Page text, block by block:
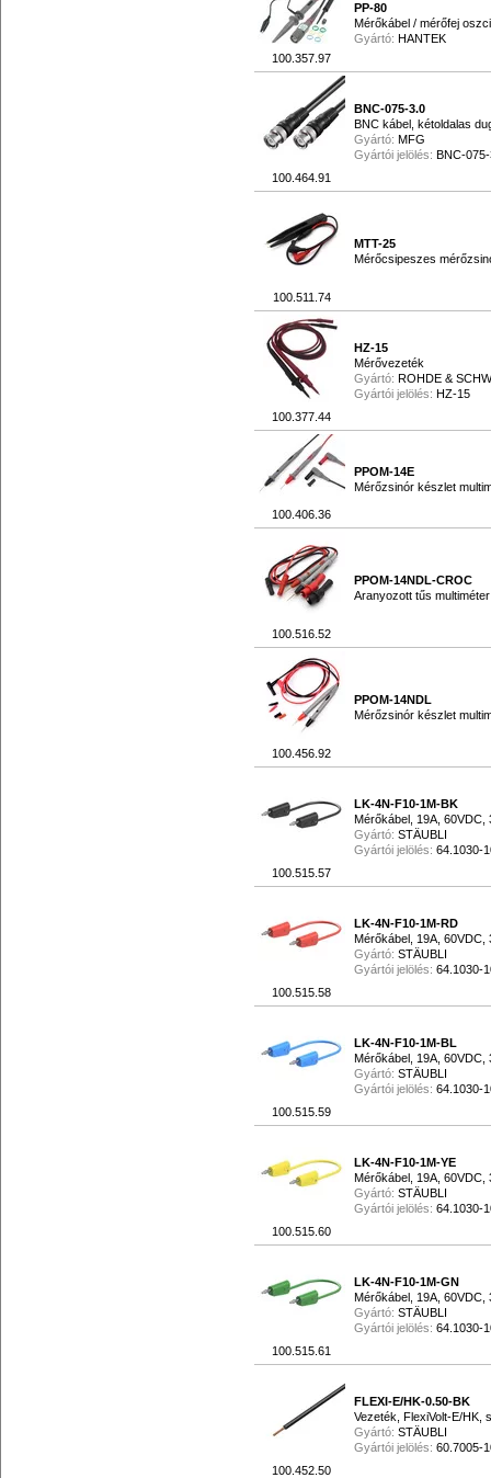
100.357.97
PP-80
Mérőkábel / mérőfej
Gyártó: HANTEK
100.464.91
BNC-075-3.0
BNC kábel, kétoldalas
Gyártó: MFG
Gyártói jelölés: BNC-
100.511.74
MTT-25
Mérőcsipeszes
100.377.44
HZ-15
Mérővezeték
Gyártó: ROHDE &
Gyártói jelölés: HZ-15
100.406.36
PPOM-14E
Mérőzsinór készlet
100.516.52
PPOM-14NDL-CROC
Aranyozott tűs
100.456.92
PPOM-14NDL
Mérőzsinór készlet
100.515.57
LK-4N-F10-1M-BK
Mérőkábel, 19A, 60VDC,
Gyártó: STÄUBLI
Gyártói jelölés: 64.1030-
100.515.58
LK-4N-F10-1M-RD
Mérőkábel, 19A, 60VDC,
Gyártó: STÄUBLI
Gyártói jelölés: 64.1030-
100.515.59
LK-4N-F10-1M-BL
Mérőkábel, 19A, 60VDC,
Gyártó: STÄUBLI
Gyártói jelölés: 64.1030-
100.515.60
LK-4N-F10-1M-YE
Mérőkábel, 19A, 60VDC,
Gyártó: STÄUBLI
Gyártói jelölés: 64.1030-
100.515.61
LK-4N-F10-1M-GN
Mérőkábel, 19A, 60VDC,
Gyártó: STÄUBLI
Gyártói jelölés: 64.1030-
100.452.50
FLEXI-E/HK-0.50-BK
Vezeték, FlexiVolt-E/HK,
Gyártó: STÄUBLI
Gyártói jelölés: 60.7005-